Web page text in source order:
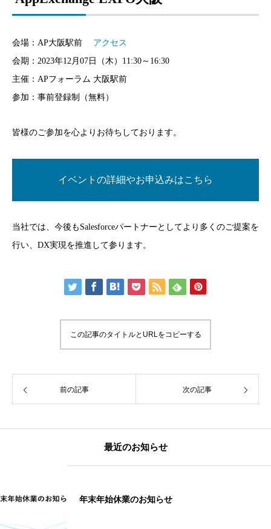
会場：AP大阪駅前 アクセス
会期：2023年12月07日（木）11:30～16:30
主催：APフォーラム 大阪駅前
参加：事前登録制（無料）
皆様のご参加を心よりお待ちしております。
イベントの詳細やお申込みはこちら
当社では、今後もSalesforceパートナーとしてより多くのご提案を
行い、DX実現を推進して参ります。
この記事のタイトルとURLをコピーする
前の記事 次の記事
最近のお知らせ
年末年始休業のお知らせ